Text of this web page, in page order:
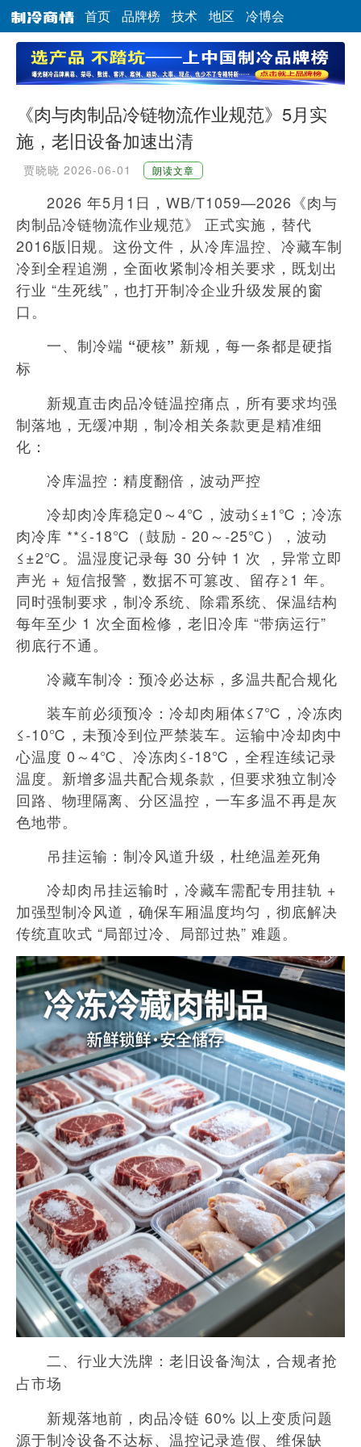
首页 品牌榜 技术 地区 冷博会
《肉与肉制品冷链物流作业规范》5月实
施，老旧设备加速出清
贾晓晓 2026-06-01 朗读文章
2026 年5月1日，WB/T1059—2026《肉与
肉制品冷链物流作业规范》 正式实施，替代
2016版旧规。这份文件，从冷库温控、冷藏车制
冷到全程追溯，全面收紧制冷相关要求，既划出
行业 “生死线”，也打开制冷企业升级发展的窗
口。
一、制冷端 “硬核” 新规，每一条都是硬指
标
新规直击肉品冷链温控痛点，所有要求均强
制落地，无缓冲期，制冷相关条款更是精准细
化：
冷库温控：精度翻倍，波动严控
冷却肉冷库稳定0～4℃，波动≤±1℃；冷冻
肉冷库 **≤-18℃（鼓励 - 20～-25℃），波动
≤±2℃。温湿度记录每 30 分钟 1 次 ，异常立即
声光 + 短信报警，数据不可篡改、留存≥1 年。
同时强制要求，制冷系统、除霜系统、保温结构
每年至少 1 次全面检修，老旧冷库 “带病运行”
彻底行不通。
冷藏车制冷：预冷必达标，多温共配合规化
装车前必须预冷：冷却肉厢体≤7℃，冷冻肉
≤-10℃，未预冷到位严禁装车。运输中冷却肉中
心温度 0～4℃、冷冻肉≤-18℃，全程连续记录
温度。新增多温共配合规条款，但要求独立制冷
回路、物理隔离、分区温控，一车多温不再是灰
色地带。
吊挂运输：制冷风道升级，杜绝温差死角
冷却肉吊挂运输时，冷藏车需配专用挂轨 +
加强型制冷风道，确保车厢温度均匀，彻底解决
传统直吹式 “局部过冷、局部过热” 难题。
二、行业大洗牌：老旧设备淘汰，合规者抢
占市场
新规落地前，肉品冷链 60% 以上变质问题
源于制冷设备不达标、温控记录造假、维保缺